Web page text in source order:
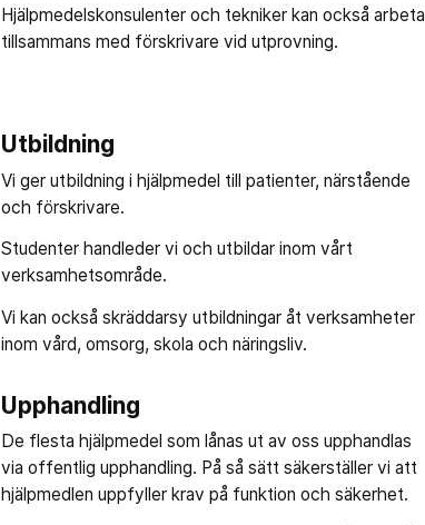
Hjälpmedelskonsulenter och tekniker kan också arbeta
tillsammans med förskrivare vid utprovning.
Utbildning
Vi ger utbildning i hjälpmedel till patienter, närstående
och förskrivare.
Studenter handleder vi och utbildar inom vårt
verksamhetsområde.
Vi kan också skräddarsy utbildningar åt verksamheter
inom vård, omsorg, skola och näringsliv.
Upphandling
De flesta hjälpmedel som lånas ut av oss upphandlas
via offentlig upphandling. På så sätt säkerställer vi att
hjälpmedlen uppfyller krav på funktion och säkerhet.